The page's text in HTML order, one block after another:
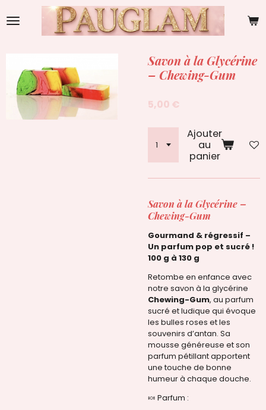
au
Savon à la Glycérine
– Chewing-Gum
5,00 €
Ajouter
au
panier
Savon à la Glycérine –
Chewing-Gum
Gourmand & régressif –
Un parfum pop et sucré !
100 g à 130 g
Retombe en enfance avec
notre savon à la glycérine
Chewing-Gum, au parfum
sucré et ludique qui évoque
les bulles roses et les
souvenirs d’antan. Sa
mousse généreuse et son
parfum pétillant apportent
une touche de bonne
humeur à chaque douche.
🍬 Parfum :